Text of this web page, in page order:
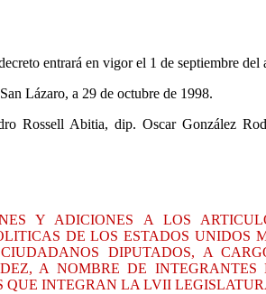
entrará en vigor el 1 de septiembre del
Lázaro, a 29 de octubre de 1998.
Rossell Abitia, dip. Oscar González
Y ADICIONES A LOS
DE LOS ESTADOS UNIDOS
DIPUTADOS, A
A NOMBRE DE INTEGRANTES
QUE INTEGRAN LA LVII